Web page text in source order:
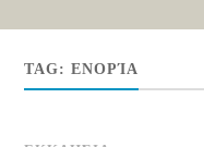
TAG:ΕΝΟΡΊΑ